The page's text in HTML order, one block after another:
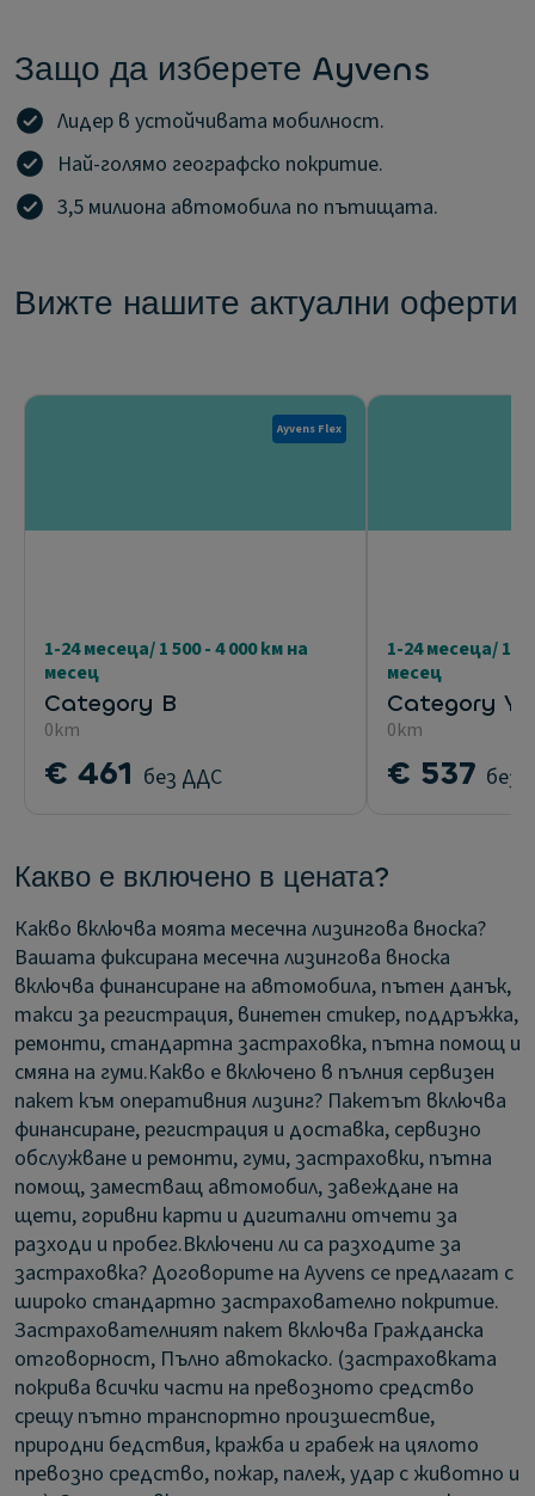
Защо да изберете Ayvens
Лидер в устойчивата мобилност.
Най-голямо географско покритие.
3,5 милиона автомобила по пътищата.
Вижте нашите актуални оферти
Ayvens Flex
1-24 месеца/ 1 500 - 4 000 км на
месец
Category B
0km
€ 461 без ДДС
1-24 месеца/ 1
месец
Category Y
0km
€ 537 без
Какво е включено в цената?
Какво включва моята месечна лизингова вноска?
Вашата фиксирана месечна лизингова вноска
включва финансиране на автомобила, пътен данък,
такси за регистрация, винетен стикер, поддръжка,
ремонти, стандартна застраховка, пътна помощ и
смяна на гуми.Какво е включено в пълния сервизен
пакет към оперативния лизинг? Пакетът включва
финансиране, регистрация и доставка, сервизно
обслужване и ремонти, гуми, застраховки, пътна
помощ, заместващ автомобил, завеждане на
щети, горивни карти и дигитални отчети за
разходи и пробег.Включени ли са разходите за
застраховка? Договорите на Ayvens се предлагат с
широко стандартно застрахователно покритие.
Застрахователният пакет включва Гражданска
отговорност, Пълно автокаско. (застраховката
покрива всички части на превозното средство
срещу пътно транспортно произшествие,
природни бедствия, кражба и грабеж на цялото
превозно средство, пожар, палеж, удар с животно и